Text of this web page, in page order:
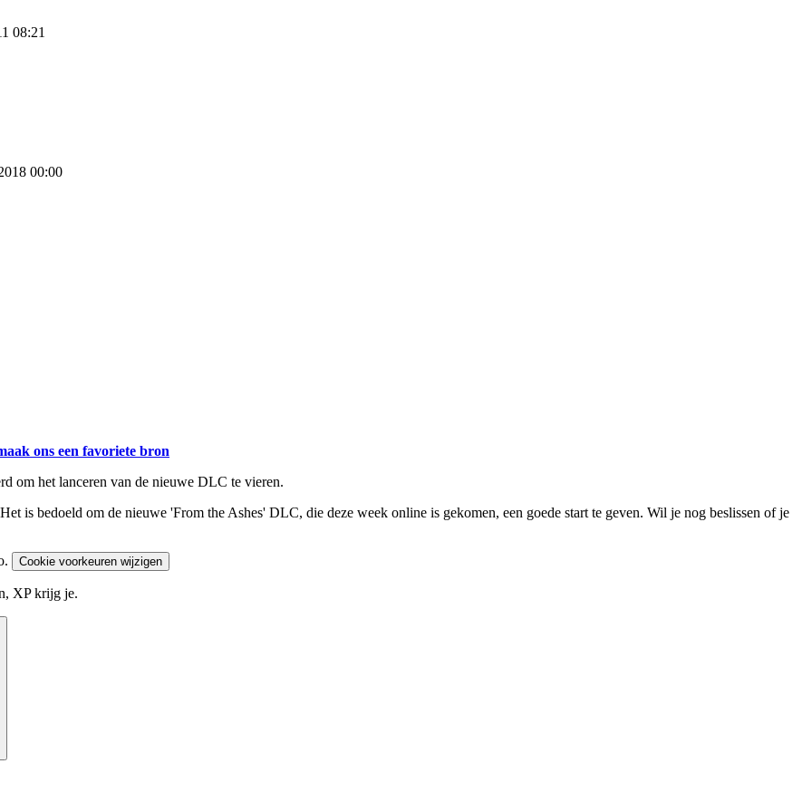
08:21
00:00
ons een favoriete bron
om het lanceren van de nieuwe DLC te vieren.
is bedoeld om de nieuwe 'From the Ashes' DLC, die deze week online is gekomen, een goede start te geven. Wil je nog beslissen of je
Cookie voorkeuren wijzigen
XP krijg je.